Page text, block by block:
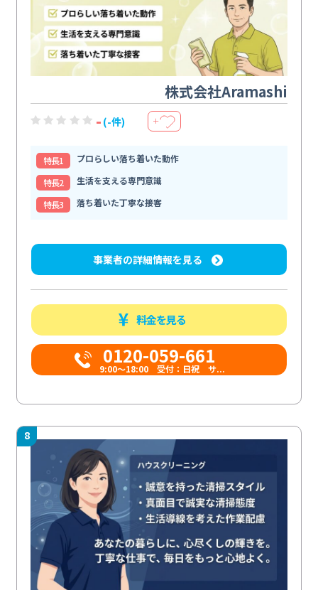
株式会社Aramashi
- (-件) ＋
特⻑1
プロらしい落ち着いた動作
特⻑2
生活を支える専門意識
特⻑3
落ち着いた丁寧な接客
事業者の詳細情報を見る
料金を見る
0120-059-661
9:00〜18:00 受付：日祝 サ...
8